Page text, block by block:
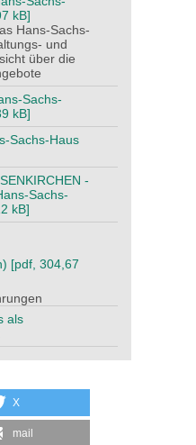
kB]
Hans-Sachs-
und
über die
Sachs-
kB]
Sachs-Haus
-
Sachs-
kB]
[pdf, 304,67
als
X
mail